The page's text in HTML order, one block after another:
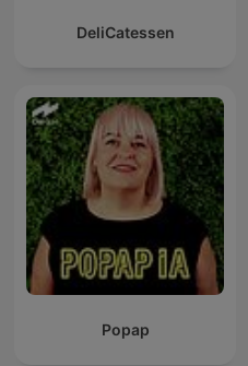
DeliCatessen
Popap